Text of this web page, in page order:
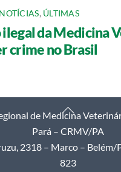
NOTÍCIAS, ÚLTIMAS
da Medicina
crime no Brasil
Back
To
Top
de Medicina
Pará – CRMV/PA
2318 – Marco – Belém/
823